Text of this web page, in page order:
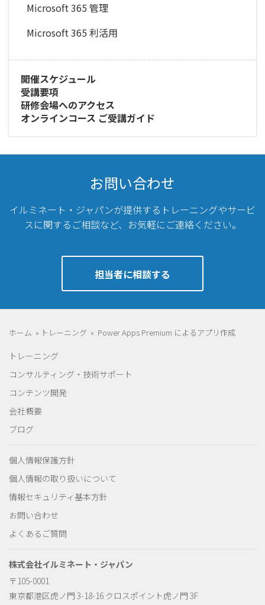
Microsoft 365 管理
Microsoft 365 利活用
開催スケジュール
受講要項
研修会場へのアクセス
オンラインコース ご受講ガイド
お問い合わせ
イルミネート・ジャパンが提供するトレーニングやサービ
スに関するご相談など、 お気軽にご連絡ください。
担当者に相談する
ホーム » トレーニング » Power Apps Premium によるアプリ作成
トレーニング
コンサルティング・技術サポート
コンテンツ開発
会社概要
ブログ
個人情報保護方針
個人情報の取り扱いについて
情報セキュリティ基本方針
お問い合わせ
よくあるご質問
株式会社イルミネート・ジャパン
〒105-0001
東京都港区虎ノ門 3-18-16 クロスポイント虎ノ門 3F